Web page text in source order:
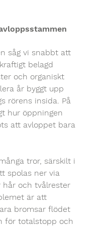
såg vi snabbt att
belagd
och organiskt
år byggt upp
rörens insida. På
hur öppningen
att avloppet bara
tror, särskilt i
spolas ner via
hår och tvålrester
är att
bromsar flödet
för totalstopp och